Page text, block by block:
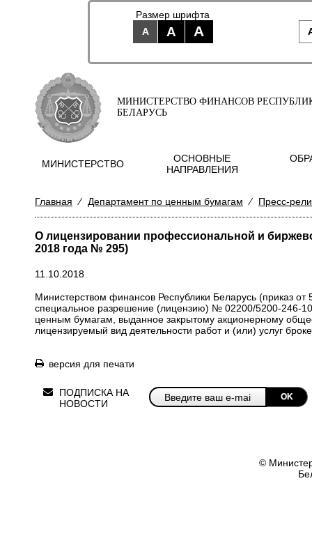
Размер шрифта
A
A A
МИНИСТЕРСТВО ФИНАНСОВ
БЕЛАРУСЬ
МИНИСТЕРСТВО
ОСНОВНЫЕ
НАПРАВЛЕНИЯ
Главная ⁄ Департамент по ценным бумагам ⁄ Пресс-
О лицензировании профессиональной и
2018 года № 295)
11.10.2018
Министерством финансов Республики Беларусь (приказ
специальное разрешение (лицензию) № 02200/5200-246-
ценным бумагам, выданное закрытому акционерному
лицензируемый вид деятельности работ и (или) услуг
версия для печати
ПОДПИСКА НА
НОВОСТИ
OK
©